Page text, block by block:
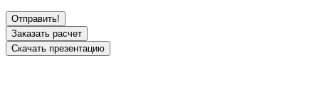
Заказать расчет
Скачать презентацию